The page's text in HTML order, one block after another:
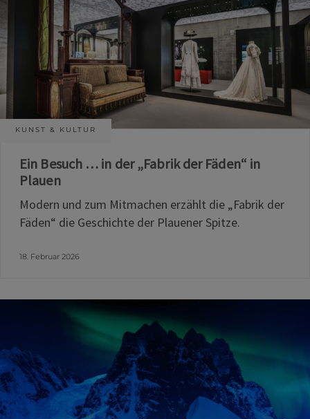
KUNST & KULTUR
Ein Besuch … in der „Fabrik der Fäden“ in
Plauen
Modern und zum Mitmachen erzählt die „Fabrik der
Fäden“ die Geschichte der Plauener Spitze.
18. Februar 2026